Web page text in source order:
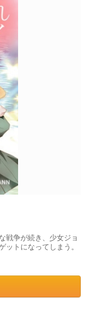
戦争が続き、少女ジョ
トになってしまう。